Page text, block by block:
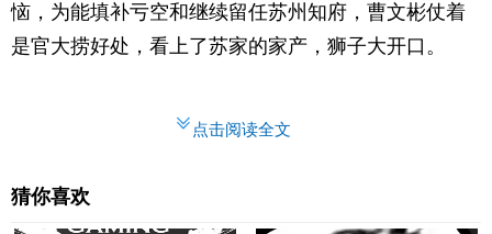
恼，为能填补亏空和继续留任苏州知府，曹文彬仗着
是官大捞好处，看上了苏家的家产，狮子大开口。
点击阅读全文
猜你喜欢